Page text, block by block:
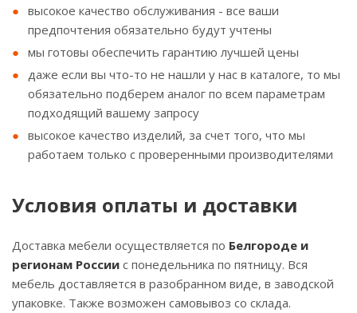
высокое качество обслуживания - все ваши
предпочтения обязательно будут учтены
мы готовы обеспечить гарантию лучшей цены
даже если вы что-то не нашли у нас в каталоге, то мы
обязательно подберем аналог по всем параметрам
подходящий вашему запросу
высокое качество изделий, за счет того, что мы
работаем только с проверенными производителями
Условия оплаты и доставки
Доставка мебели осуществляется по Белгороде и
регионам России с понедельника по пятницу. Вся
мебель доставляется в разобранном виде, в заводской
упаковке. Также возможен самовывоз со склада.